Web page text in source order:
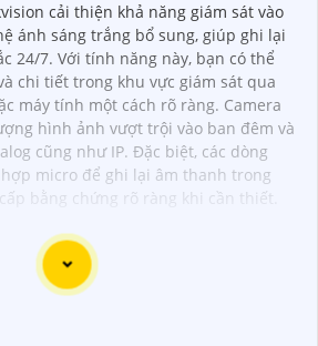
cải thiện khả năng giám sát vào
ánh sáng trắng bổ sung, giúp ghi lại
24/7. Với tính năng này, bạn có thể
chi tiết trong khu vực giám sát qua
máy tính một cách rõ ràng. Camera
hình ảnh vượt trội vào ban đêm và
cũng như IP. Đặc biệt, các dòng
micro để ghi lại âm thanh trong
bằng chứng rõ ràng khi cần thiết.